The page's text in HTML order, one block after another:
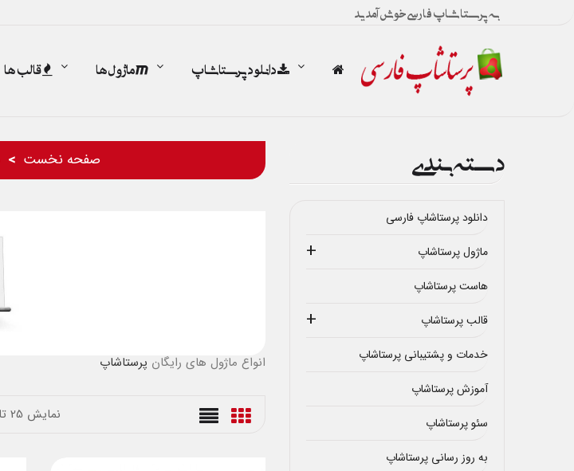
به پرستاشاپ فارسی خوش آمدید
دانلود پرستاشاپ ماژول ها قالب ها
دسته بندی
دانلود پرستاشاپ فارسی
ماژول پرستاشاپ
هاست پرستاشاپ
قالب پرستاشاپ
خدمات و پشتیبانی پرستاشاپ
آموزش پرستاشاپ
سئو پرستاشاپ
به روز رسانی پرستاشاپ
صفحه نخست
انواع ماژول های رایگان پرستاشاپ
نمایش 25 تا 48 از 82 محصول